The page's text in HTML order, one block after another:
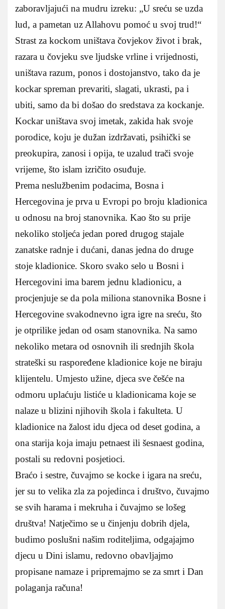
zaboravljajući na mudru izreku: „U sreću se uzda
lud, a pametan uz Allahovu pomoć u svoj trud!“
Strast za kockom uništava čovjekov život i brak,
razara u čovjeku sve ljudske vrline i vrijednosti,
uništava razum, ponos i dostojanstvo, tako da je
kockar spreman prevariti, slagati, ukrasti, pa i
ubiti, samo da bi došao do sredstava za kockanje.
Kockar uništava svoj imetak, zakida hak svoje
porodice, koju je dužan izdržavati, psihički se
preokupira, zanosi i opija, te uzalud trači svoje
vrijeme, što islam izričito osuđuje.
Prema neslužbenim podacima, Bosna i
Hercegovina je prva u Evropi po broju kladionica
u odnosu na broj stanovnika. Kao što su prije
nekoliko stoljeća jedan pored drugog stajale
zanatske radnje i dućani, danas jedna do druge
stoje kladionice. Skoro svako selo u Bosni i
Hercegovini ima barem jednu kladionicu, a
procjenjuje se da pola miliona stanovnika Bosne i
Hercegovine svakodnevno igra igre na sreću, što
je otprilike jedan od osam stanovnika. Na samo
nekoliko metara od osnovnih ili srednjih škola
strateški su raspoređene kladionice koje ne biraju
klijentelu. Umjesto užine, djeca sve češće na
odmoru uplaćuju listiće u kladionicama koje se
nalaze u blizini njihovih škola i fakulteta. U
kladionice na žalost idu djeca od deset godina, a
ona starija koja imaju petnaest ili šesnaest godina,
postali su redovni posjetioci.
Braćo i sestre, čuvajmo se kocke i igara na sreću,
jer su to velika zla za pojedinca i društvo, čuvajmo
se svih harama i mekruha i čuvajmo se lošeg
društva! Natječimo se u činjenju dobrih djela,
budimo poslušni našim roditeljima, odgajajmo
djecu u Dini islamu, redovno obavljajmo
propisane namaze i pripremajmo se za smrt i Dan
polaganja računa!